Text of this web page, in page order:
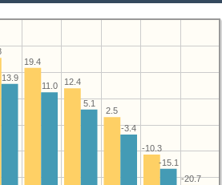
-20.7
-10.3
2.5
12.4
19.4
-15.1
-3.4
5.1
11.0
13.9